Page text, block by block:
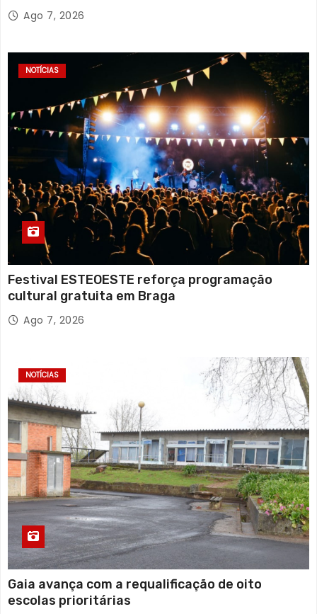
Ago 7, 2026
NOTÍCIAS
Festival ESTEOESTE reforça programação
cultural gratuita em Braga
Ago 7, 2026
NOTÍCIAS
Gaia avança com a requalificação de oito
escolas prioritárias